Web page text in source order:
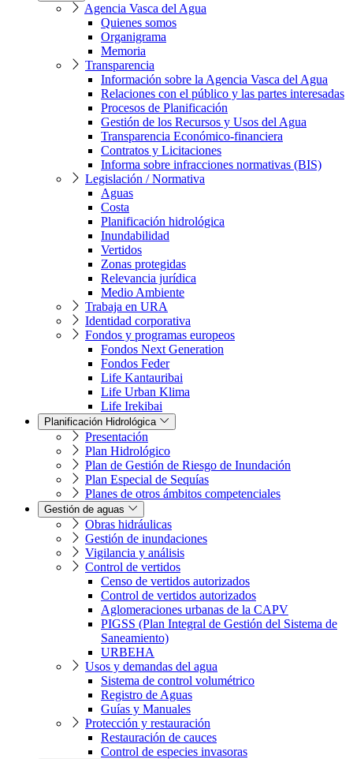
Agencia Vasca del Agua
Quienes somos
Organigrama
Memoria
Transparencia
Información sobre la Agencia Vasca del Agua
Relaciones con el público y las partes interesadas
Procesos de Planificación
Gestión de los Recursos y Usos del Agua
Transparencia Económico-financiera
Contratos y Licitaciones
Informa sobre infracciones normativas (BIS)
Legislación / Normativa
Aguas
Costa
Planificación hidrológica
Inundabilidad
Vertidos
Zonas protegidas
Relevancia jurídica
Medio Ambiente
Trabaja en URA
Identidad corporativa
Fondos y programas europeos
Fondos Next Generation
Fondos Feder
Life Kantauribai
Life Urban Klima
Life Irekibai
Planificación Hidrológica
Presentación
Plan Hidrológico
Plan de Gestión de Riesgo de Inundación
Plan Especial de Sequías
Planes de otros ámbitos competenciales
Gestión de aguas
Obras hidráulicas
Gestión de inundaciones
Vigilancia y análisis
Control de vertidos
Censo de vertidos autorizados
Control de vertidos autorizados
Aglomeraciones urbanas de la CAPV
PIGSS (Plan Integral de Gestión del Sistema de
Saneamiento)
URBEHA
Usos y demandas del agua
Sistema de control volumétrico
Registro de Aguas
Guías y Manuales
Protección y restauración
Restauración de cauces
Control de especies invasoras